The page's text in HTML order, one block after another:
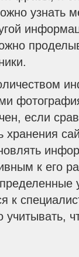
узнать
если
хранения
к его
к